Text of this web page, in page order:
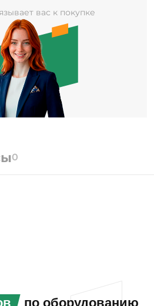
вас к покупке
0
по оборудованию